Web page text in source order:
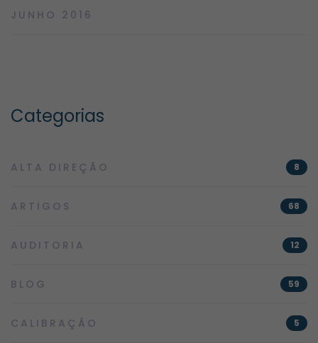
JUNHO 2016
Categorias
ALTA DIREÇÃO 8
ARTIGOS 68
AUDITORIA 12
BLOG 59
CALIBRAÇÃO 5